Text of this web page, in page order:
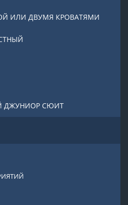
ИЛИ ДВУМЯ КРОВАТЯМИ
ДЖУНИОР СЮИТ